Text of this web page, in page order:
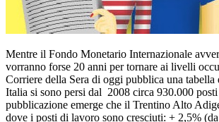
Mentre il Fondo Monetario Internazionale
vorranno forse 20 anni per tornare ai livelli
Corriere della Sera di oggi pubblica una tabella
Italia si sono persi dal 2008 circa 930.000
pubblicazione emerge che il Trentino Alto
dove i posti di lavoro sono cresciuti: + 2,5%